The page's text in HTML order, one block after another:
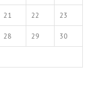
21 22 23
28 29 30